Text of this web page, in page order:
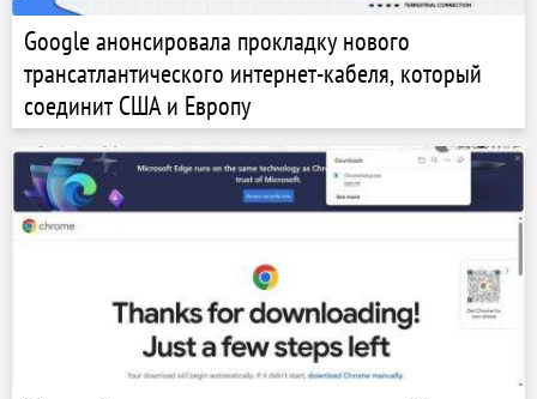
Google анонсировала прокладку нового
трансатлантического интернет-кабеля, который
соединит США и Европу